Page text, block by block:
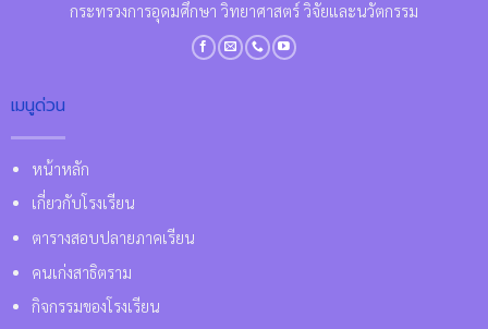
กระทรวงการอุดมศึกษา วิทยาศาสตร์ วิจัยและนวัตกรรม
เมนูด่วน
หน้าหลัก
เกี่ยวกับโรงเรียน
ตารางสอบปลายภาคเรียน
คนเก่งสาธิตราม
กิจกรรมของโรงเรียน